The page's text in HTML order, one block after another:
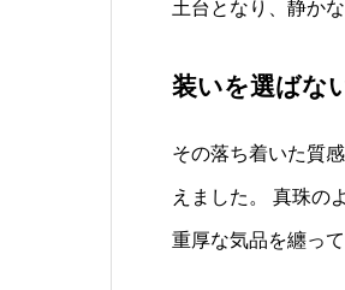
土台となり、静か
装いを選ばな
その落ち着いた質
えました。 真珠の
重厚な気品を纏って